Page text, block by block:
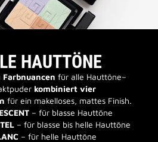
HAUTTÖNE
für alle Hauttöne–
kombiniert vier
für ein makelloses, mattes Finish.
– für blasse Hauttöne
– für blasse bis helle Hauttöne
– für helle Hauttöne